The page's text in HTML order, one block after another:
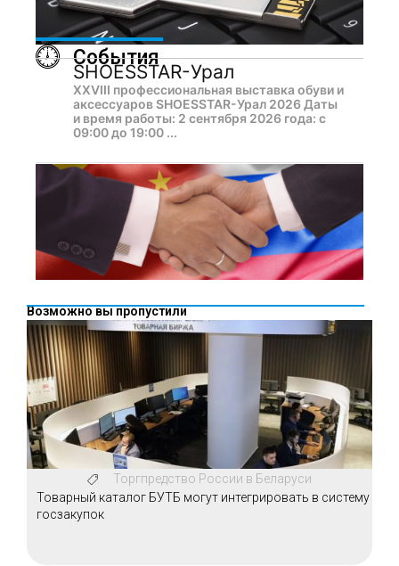
События
SHOESSTAR-Урал
XXVIII профессиональная выставка обуви и
аксессуаров SHOESSTAR-Урал 2026 Даты
и время работы: 2 сентября 2026 года: с
09:00 до 19:00 ...
Возможно вы пропустили
Торгпредство России в Беларуси
Товарный каталог БУТБ могут интегрировать в систему
госзакупок